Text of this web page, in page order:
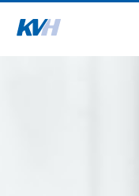
Zur Startseite